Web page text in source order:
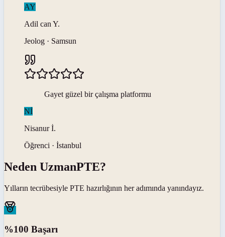
AY
Adil can Y.
Jeolog · Samsun
Gayet güzel bir çalışma platformu
Nİ
Nisanur İ.
Öğrenci · İstanbul
Neden UzmanPTE?
Yılların tecrübesiyle PTE hazırlığının her adımında yanındayız.
%100 Başarı